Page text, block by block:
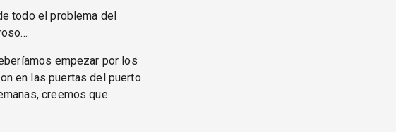
todo el problema del
empezar por los
en las puertas del puerto
creemos que